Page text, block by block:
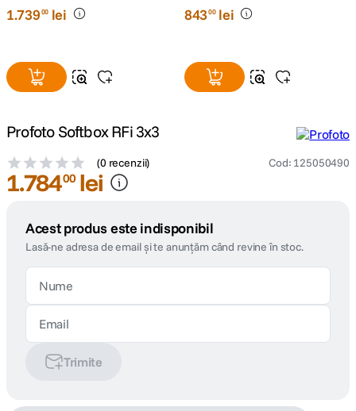
1.73900 lei 84300 lei
Profoto Softbox RFi 3x3
(0 recenzii) Cod: 125050490
1.78400 lei
Acest produs este indisponibil
Lasă-ne adresa de email și te anunțăm când revine în stoc.
Trimite